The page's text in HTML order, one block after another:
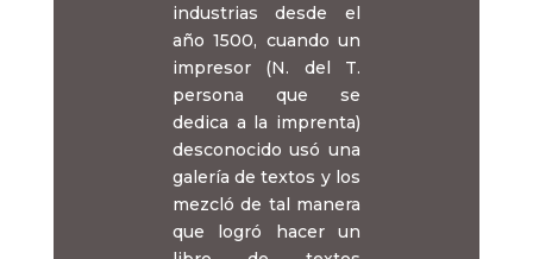
industrias desde el
año 1500, cuando un
impresor (N. del T.
persona que se
dedica a la imprenta)
desconocido usó una
galería de textos y los
mezcló de tal manera
que logró hacer un